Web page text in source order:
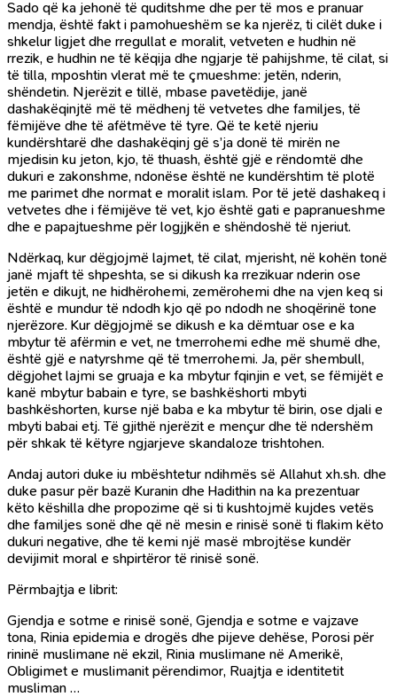
Sado që ka jehonë të quditshme dhe per të mos e pranuar
mendja, është fakt i pamohueshëm se ka njerëz, ti cilët duke i
shkelur ligjet dhe rregullat e moralit, vetveten e hudhin në
rrezik, e hudhin ne të këqija dhe ngjarje të pahijshme, të cilat, si
të tilla, mposhtin vlerat më te çmueshme: jetën, nderin,
shëndetin. Njerëzit e tillë, mbase pavetëdije, janë
dashakëqinjtë më të mëdhenj të vetvetes dhe familjes, të
fëmijëve dhe të afëtmëve të tyre. Që te ketë njeriu
kundërshtarë dhe dashakëqinj gë s’ja donë të mirën ne
mjedisin ku jeton, kjo, të thuash, është gjë e rëndomtë dhe
dukuri e zakonshme, ndonëse është ne kundërshtim të plotë
me parimet dhe normat e moralit islam. Por të jetë dashakeq i
vetvetes dhe i fëmijëve të vet, kjo është gati e papranueshme
dhe e papajtueshme për logjjkën e shëndoshë të njeriut.
Ndërkaq, kur dëgjojmë lajmet, të cilat, mjerisht, në kohën tonë
janë mjaft të shpeshta, se si dikush ka rrezikuar nderin ose
jetën e dikujt, ne hidhërohemi, zemërohemi dhe na vjen keq si
është e mundur të ndodh kjo që po ndodh ne shoqërinë tone
njerëzore. Kur dëgjojmë se dikush e ka dëmtuar ose e ka
mbytur të afërmin e vet, ne tmerrohemi edhe më shumë dhe,
është gjë e natyrshme që të tmerrohemi. Ja, për shembull,
dëgjohet lajmi se gruaja e ka mbytur fqinjin e vet, se fëmijët e
kanë mbytur babain e tyre, se bashkëshorti mbyti
bashkëshorten, kurse një baba e ka mbytur të birin, ose djali e
mbyti babai etj. Të gjithë njerëzit e mençur dhe të ndershëm
për shkak të këtyre ngjarjeve skandaloze trishtohen.
Andaj autori duke iu mbështetur ndihmës së Allahut xh.sh. dhe
duke pasur për bazë Kuranin dhe Hadithin na ka prezentuar
këto këshilla dhe propozime që si ti kushtojmë kujdes vetës
dhe familjes sonë dhe që në mesin e rinisë sonë ti flakim këto
dukuri negative, dhe të kemi një masë mbrojtëse kundër
devijimit moral e shpirtëror të rinisë sonë.
Përmbajtja e librit:
Gjendja e sotme e rinisë sonë, Gjendja e sotme e vajzave
tona, Rinia epidemia e drogës dhe pijeve dehëse, Porosi për
rininë muslimane në ekzil, Rinia muslimane në Amerikë,
Obligimet e muslimanit përendimor, Ruajtja e identitetit
musliman …